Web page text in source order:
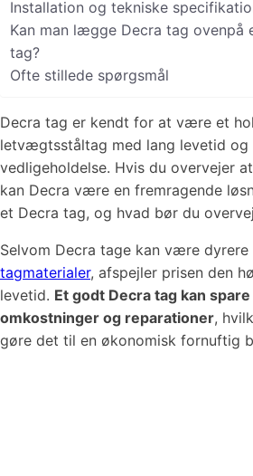
Installation og tekniske
Kan man lægge Decra tag ovenpå
tag?
Ofte stillede spørgsmål
Decra tag er kendt for at være et
letvægtsståltag med lang levetid og
vedligeholdelse. Hvis du overvejer
kan Decra være en fremragende
et Decra tag, og hvad bør du
Selvom Decra tage kan være dyrere
tagmaterialer, afspejler prisen den
levetid. Et godt Decra tag kan
omkostninger og reparationer,
gøre det til en økonomisk fornuftig